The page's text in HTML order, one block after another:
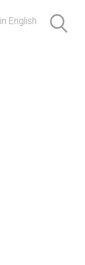
in English